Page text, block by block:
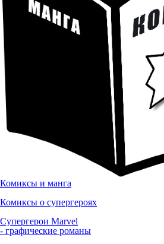
Комиксы и манга
Комиксы о супергероях
Супергерои Marvel
- графические романы